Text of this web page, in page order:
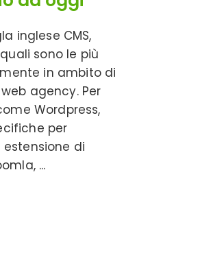
inglese CMS,
sono le più
in ambito di
agency. Per
Wordpress,
per
di